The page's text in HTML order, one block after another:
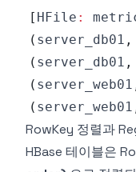
[ HFile :
( server_db01 ,
( server_db01 ,
( server_web01
( server_web01
RowKey 정렬과
HBase 테이블은